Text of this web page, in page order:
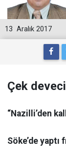
13 Aralık 2017
Çek
“Nazilli’den
Söke’de yaptı